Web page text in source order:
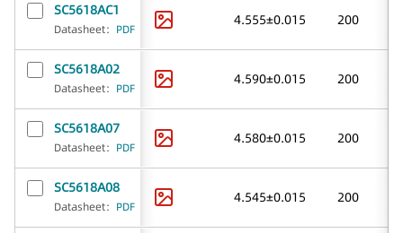
SC5618AC1
Datasheet： PDF
4.555±0.015 200
SC5618A02
Datasheet： PDF
4.590±0.015 200
SC5618A07
Datasheet： PDF
4.580±0.015 200
SC5618A08
Datasheet： PDF
4.545±0.015 200